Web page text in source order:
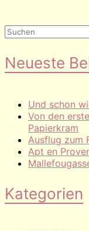
Neueste
Und schon
Von den
Papierkram
Ausflug zum
Apt en
Kategorien